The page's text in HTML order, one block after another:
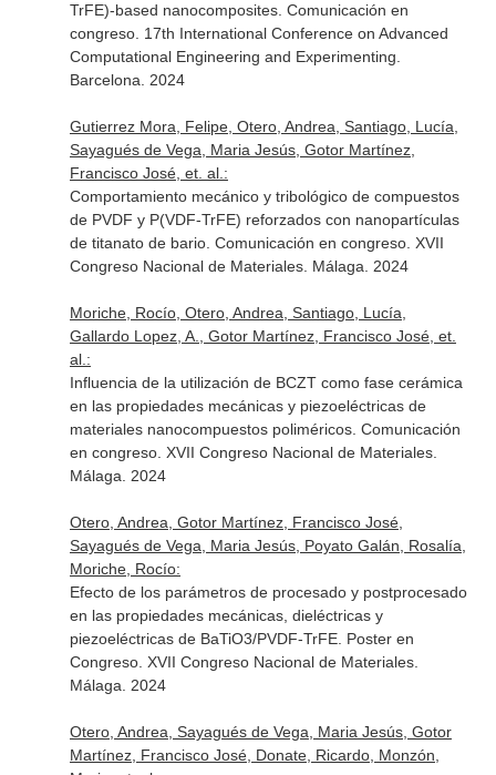
TrFE)-based nanocomposites. Comunicación en
congreso. 17th International Conference on Advanced
Computational Engineering and Experimenting.
Barcelona. 2024
Gutierrez Mora, Felipe, Otero, Andrea, Santiago, Lucía,
Sayagués de Vega, Maria Jesús, Gotor Martínez,
Francisco José, et. al.:
Comportamiento mecánico y tribológico de compuestos
de PVDF y P(VDF-TrFE) reforzados con nanopartículas
de titanato de bario. Comunicación en congreso. XVII
Congreso Nacional de Materiales. Málaga. 2024
Moriche, Rocío, Otero, Andrea, Santiago, Lucía,
Gallardo Lopez, A., Gotor Martínez, Francisco José, et.
al.:
Influencia de la utilización de BCZT como fase cerámica
en las propiedades mecánicas y piezoeléctricas de
materiales nanocompuestos poliméricos. Comunicación
en congreso. XVII Congreso Nacional de Materiales.
Málaga. 2024
Otero, Andrea, Gotor Martínez, Francisco José,
Sayagués de Vega, Maria Jesús, Poyato Galán, Rosalía,
Moriche, Rocío:
Efecto de los parámetros de procesado y postprocesado
en las propiedades mecánicas, dieléctricas y
piezoeléctricas de BaTiO3/PVDF-TrFE. Poster en
Congreso. XVII Congreso Nacional de Materiales.
Málaga. 2024
Otero, Andrea, Sayagués de Vega, Maria Jesús, Gotor
Martínez, Francisco José, Donate, Ricardo, Monzón,